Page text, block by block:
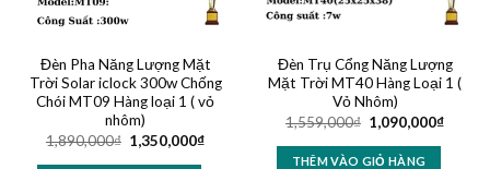
Đèn Pha Năng Lượng Mặt
Trời Solar iclock 300w Chống
Chói MT09 Hàng loại 1 ( vỏ
nhôm)
1,890,000₫ 1,350,000₫
Đèn Trụ Cổng Năng Lượng
Mặt Trời MT40 Hàng Loại 1 (
Vỏ Nhôm)
1,559,000₫ 1,090,000₫
THÊM VÀO GIỎ HÀNG